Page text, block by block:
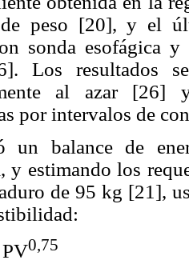
de peso [20], y el
sonda esofágica
Los resultados
al azar
por intervalos de
un balance de
y estimando los
de 95 kg [21],
0,75